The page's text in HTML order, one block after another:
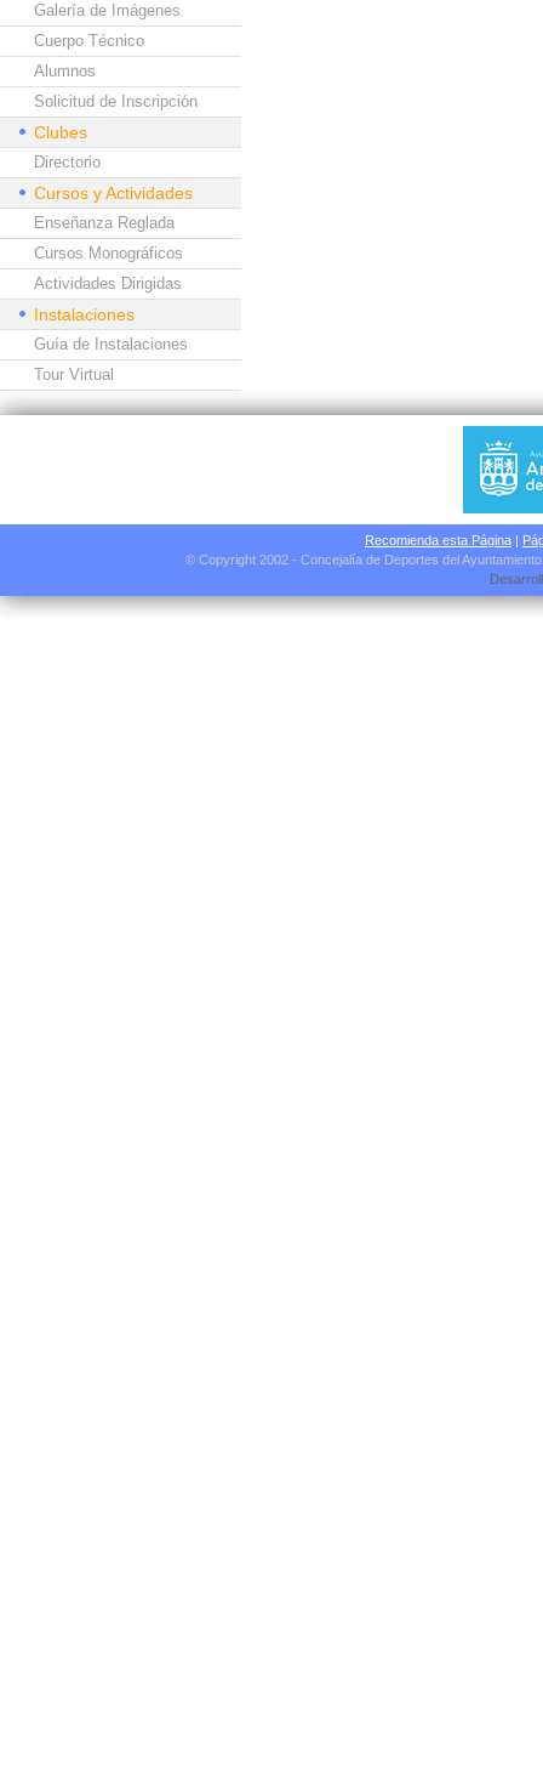
Galería de Imágenes
Cuerpo Técnico
Alumnos
Solicitud de Inscripción
Clubes
Directorio
Cursos y Actividades
Enseñanza Reglada
Cursos Monográficos
Actividades Dirigidas
Instalaciones
Guía de Instalaciones
Tour Virtual
Recomienda esta Página |
© Copyright 2002 - Concejalía de Deportes del